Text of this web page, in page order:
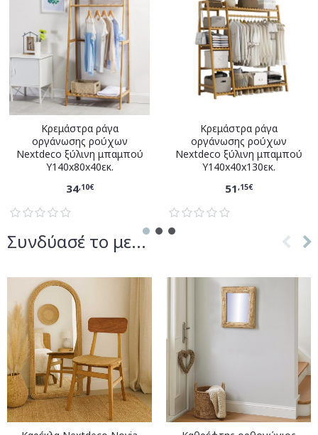
Κρεμάστρα ράγα
οργάνωσης ρούχων
Nextdeco ξύλινη μπαμπού
Υ140x80x40εκ.
34,10€
Κρεμάστρα ράγα
οργάνωσης ρούχων
Nextdeco ξύλινη μπαμπού
Υ140x40x130εκ.
51,15€
Συνδύασέ το με...